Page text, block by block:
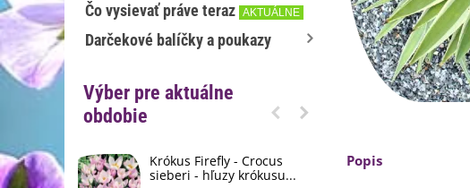
Čo vysievať práve teraz AKTUÁLNE
Darčekové balíčky a poukazy
Výber pre aktuálne
obdobie
Krókus Firefly - Crocus
sieberi - hľuzy krókusu...
Popis